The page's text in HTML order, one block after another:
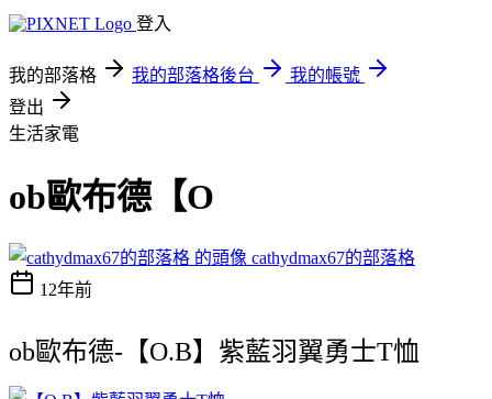
登入
我的部落格 我的部落格後台
我的帳號
登出
生活家電
ob歐布德【O
cathydmax67的部落格
12年前
ob歐布德-【O.B】紫藍羽翼勇士T恤